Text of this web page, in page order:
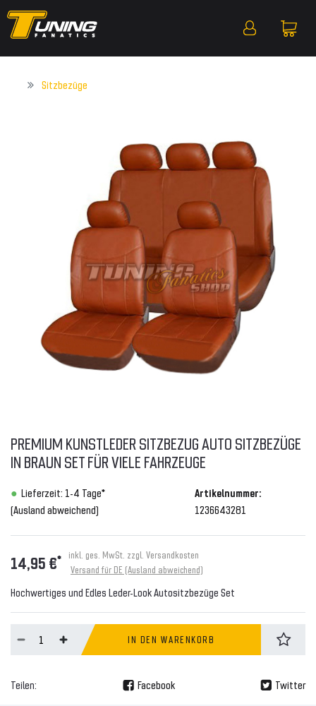
Sitzbezüge
PREMIUM KUNSTLEDER SITZBEZUG AUTO SITZBEZÜGE
IN BRAUN SET FÜR VIELE FAHRZEUGE
Lieferzeit: 1-4 Tage*
(Ausland abweichend)
Artikelnummer:
1236643281
14,95 €* inkl. ges. MwSt. zzgl. Versandkosten
Versand für DE (Ausland abweichend)
Hochwertiges und Edles Leder-Look Autositzbezüge Set
IN DEN WARENKORB
Teilen: Facebook Twitter